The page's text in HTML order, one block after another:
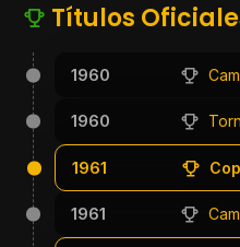
Títulos
1960
1960
1961
1961